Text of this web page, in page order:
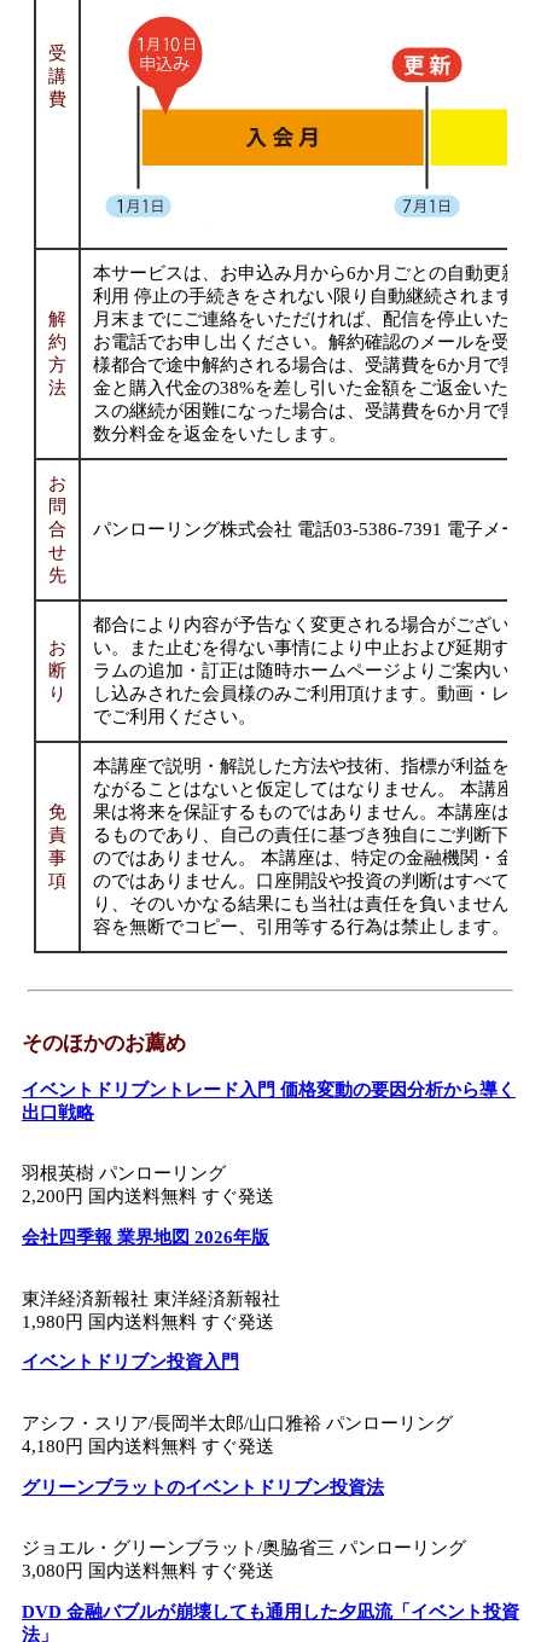
受
講
費
解
約
方
法
本サービスは、お申込み月から6か月ごとの自動更新
利用 停止の手続きをされない限り自動継続されます。
月末までにご連絡をいただければ、配信を停止いたし
お電話でお申し出ください。解約確認のメールを受信
様都合で途中解約される場合は、受講費を6か月で割
金と購入代金の38%を差し引いた金額をご返金いたし
スの継続が困難になった場合は、受講費を6か月で割
数分料金を返金をいたします。
お
問
合
せ
先
パンローリング株式会社 電話03-5386-7391 電子メー
お
断
り
都合により内容が予告なく変更される場合がございま
い。また止むを得ない事情により中止および延期する
ラムの追加・訂正は随時ホームページよりご案内いた
し込みされた会員様のみご利用頂けます。動画・レポ
でご利用ください。
免
責
事
項
本講座で説明・解説した方法や技術、指標が利益を生
ながることはないと仮定してはなりません。 本講座で
果は将来を保証するものではありません。本講座は教
るものであり、自己の責任に基づき独自にご判断下さ
のではありません。 本講座は、特定の金融機関・金融
のではありません。口座開設や投資の判断はすべて自
り、そのいかなる結果にも当社は責任を負いません。
容を無断でコピー、引用等する行為は禁止します。
そのほかのお薦め
イベントドリブントレード入門 価格変動の要因分析から導く
出口戦略
羽根英樹 パンローリング
2,200円 国内送料無料 すぐ発送
会社四季報 業界地図 2026年版
東洋経済新報社 東洋経済新報社
1,980円 国内送料無料 すぐ発送
イベントドリブン投資入門
アシフ・スリア/長岡半太郎/山口雅裕 パンローリング
4,180円 国内送料無料 すぐ発送
グリーンブラットのイベントドリブン投資法
ジョエル・グリーンブラット/奥脇省三 パンローリング
3,080円 国内送料無料 すぐ発送
DVD 金融バブルが崩壊しても通用した夕凪流「イベント投資
法」